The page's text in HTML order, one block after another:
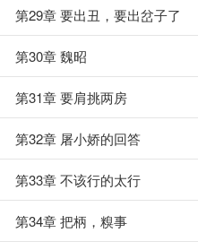
第29章 要出丑，要出岔子了
第30章 魏昭
第31章 要肩挑两房
第32章 屠小娇的回答
第33章 不该行的太行
第34章 把柄，糗事